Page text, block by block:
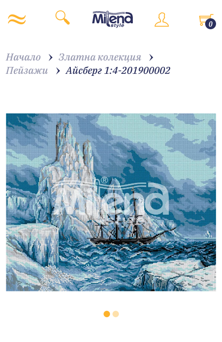
0
Начало
Златна колекция
Пейзажи
Айсберг 1:4-201900002